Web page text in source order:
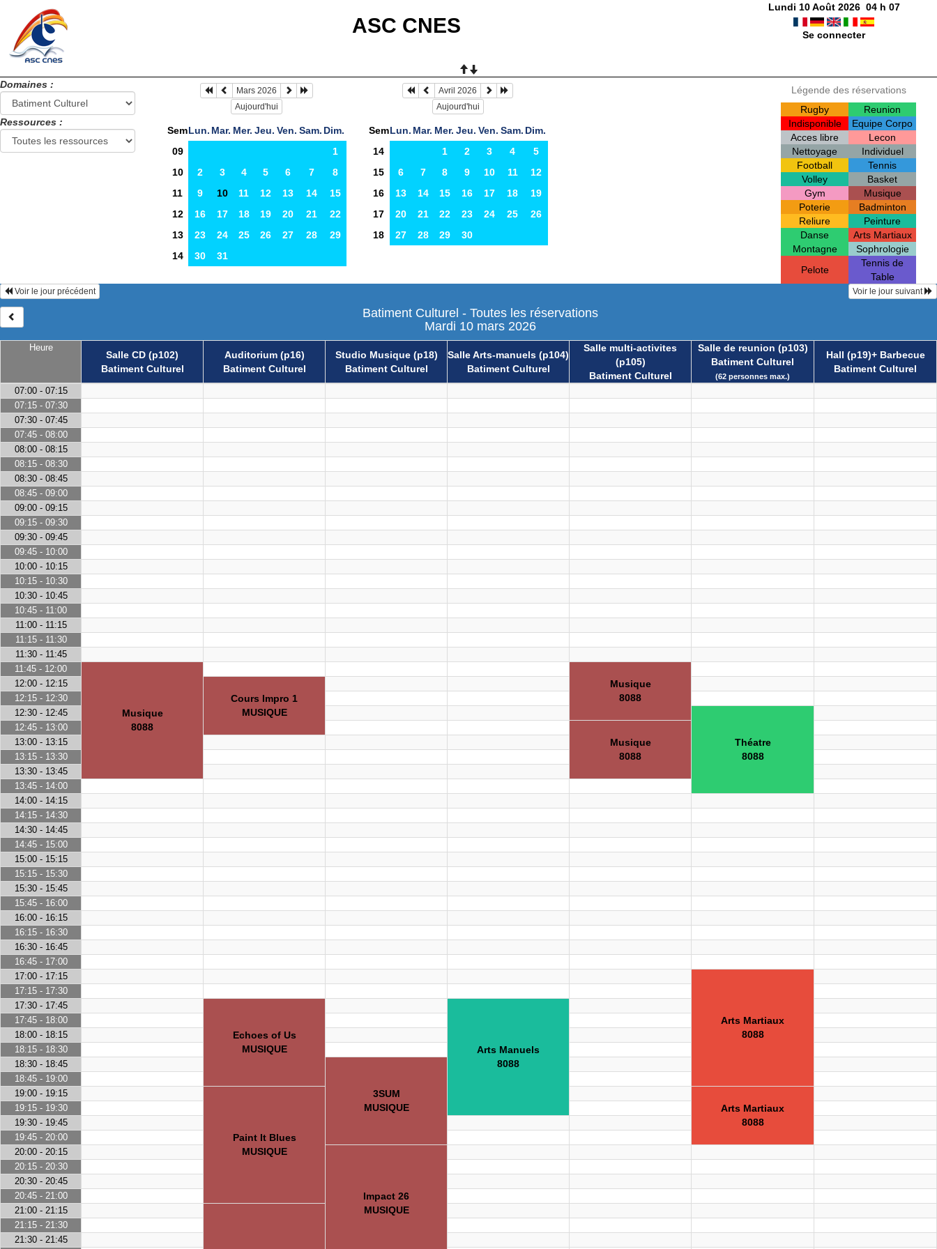
ASC CNES
Lundi 10 Août 2026 04h 07
Se connecter
Domaines :
Ressources :
Mars 2026
Aujourd'hui
SemLun. Mar. Mer. Jeu. Ven. Sam. Dim.
09
1
10
2 3 4 5 6 7
8
11
9 10 11 12 13 14
15
12
16 17 18 19 20 21
22
13
23 24 25 26 27 28
29
14
30 31
Avril 2026
Aujourd'hui
SemLun. Mar. Mer. Jeu. Ven. Sam. Dim.
14
1 2 3 4
5
15
6 7 8 9 10 11
12
16
13 14 15 16 17 18
19
17
20 21 22 23 24 25
26
18
27 28 29 30
Légende des réservations
Rugby
Reunion
Indisponible
Equipe Corpo
Acces libre
Lecon
Nettoyage
Individuel
Football
Tennis
Volley
Basket
Gym
Musique
Poterie
Badminton
Reliure
Peinture
Danse
Arts Martiaux
Montagne
Sophrologie
Pelote
Tennis de
Table
Heure
Salle CD (p102)
Batiment Culturel
Auditorium (p16)
Batiment Culturel
Studio Musique (p18)
Batiment Culturel
Salle Arts-manuels (p104)
Batiment Culturel
Salle multi-activites
(p105)
Batiment Culturel
Salle de reunion (p103)
Batiment Culturel
(62 personnes max.)
Hall (p19)+ Barbecue
Batiment Culturel
Voir le jour précédent Voir le jour suivant
Batiment Culturel - Toutes les réservations
Mardi 10 mars 2026
07:00 - 07:15
07:15 - 07:30
07:30 - 07:45
07:45 - 08:00
08:00 - 08:15
08:15 - 08:30
08:30 - 08:45
08:45 - 09:00
09:00 - 09:15
09:15 - 09:30
09:30 - 09:45
09:45 - 10:00
10:00 - 10:15
10:15 - 10:30
10:30 - 10:45
10:45 - 11:00
11:00 - 11:15
11:15 - 11:30
11:30 - 11:45
11:45 - 12:00
Musique
8088
Musique
8088
12:00 - 12:15
Cours Impro 1
MUSIQUE
12:15 - 12:30
12:30 - 12:45
Théatre
8088
12:45 - 13:00
Musique
8088
13:00 - 13:15
13:15 - 13:30
13:30 - 13:45
13:45 - 14:00
14:00 - 14:15
14:15 - 14:30
14:30 - 14:45
14:45 - 15:00
15:00 - 15:15
15:15 - 15:30
15:30 - 15:45
15:45 - 16:00
16:00 - 16:15
16:15 - 16:30
16:30 - 16:45
16:45 - 17:00
17:00 - 17:15
Arts Martiaux
8088
17:15 - 17:30
17:30 - 17:45
Echoes of Us
MUSIQUE
Arts Manuels
8088
17:45 - 18:00
18:00 - 18:15
18:15 - 18:30
18:30 - 18:45
3SUM
MUSIQUE
18:45 - 19:00
19:00 - 19:15
Paint It Blues
MUSIQUE
Arts Martiaux
8088
19:15 - 19:30
19:30 - 19:45
19:45 - 20:00
20:00 - 20:15
Impact 26
MUSIQUE
20:15 - 20:30
20:30 - 20:45
20:45 - 21:00
21:00 - 21:15
21:15 - 21:30
21:30 - 21:45